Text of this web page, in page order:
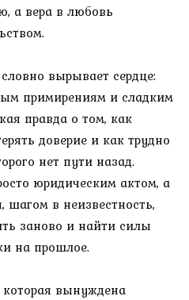
а вера в любовь
вырывает сердце:
примирениям и сладким
правда о том, как
доверие и как трудно
нет пути назад.
юридическим актом, а
в неизвестность,
заново и найти силы
на прошлое.
вынуждена